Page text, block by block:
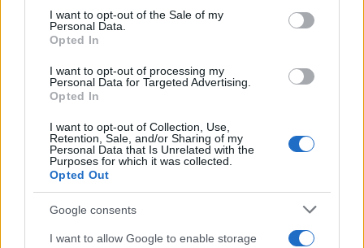
consent section.
I want to opt-out of the Sale of my
Personal Data.
Opted In
I want to opt-out of processing my
Personal Data for Targeted Advertising.
Opted In
I want to opt-out of Collection, Use,
Retention, Sale, and/or Sharing of my
Personal Data that Is Unrelated with the
Purposes for which it was collected.
Opted Out
Google consents
I want to allow Google to enable storage
Κάνε κλικ και δες περισσότερο
Flash.grστην αναζήτηση τηςGoogle